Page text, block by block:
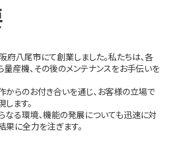
府八尾市にて創業しました。私たちは、各
産機、その後のメンテナンスをお手伝いを
からのお付き合いを通じ、お客様の立場で
ます。
なる環境、機能の発展についても迅速に対
果に全力を注ぎます。